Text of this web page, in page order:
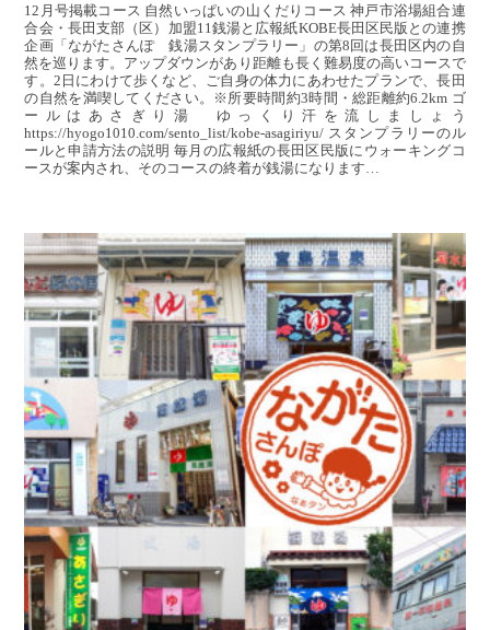
12月号掲載コース 自然いっぱいの山くだりコース 神戸市浴場組合連
合会・長田支部（区）加盟11銭湯と広報紙KOBE長田区民版との連携
企画「ながたさんぽ 銭湯スタンプラリー」の第8回は長田区内の自
然を巡ります。アップダウンがあり距離も長く難易度の高いコースで
す。2日にわけて歩くなど、ご自身の体力にあわせたプランで、長田
の自然を満喫してください。※所要時間約3時間・総距離約6.2km ゴ
ールはあさぎり湯 ゆっくり汗を流しましょう
https://hyogo1010.com/sento_list/kobe-asagiriyu/ スタンプラリーのル
ールと申請方法の説明 毎月の広報紙の長田区民版にウォーキングコ
ースが案内され、そのコースの終着が銭湯になります…